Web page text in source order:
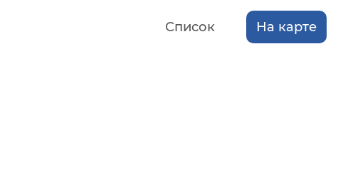
Список На карте